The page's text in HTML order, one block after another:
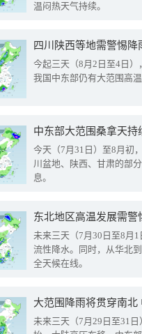
温闷热天气持续。
今起三天（8月2日至4日
我国中东部仍有大范围高
中东部大范围桑拿天
今天（7月31日）至8月初
川盆地、陕西、甘肃的部
息。
东北地区高温发展需
未来三天（7月30日至8月
流性降水。同时，从华北
全天候在线。
大范围降雨将贯穿南
未来三天（7月29日至31